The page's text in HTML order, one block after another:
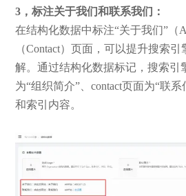
3，标注关于我们和联系我们：
在结构化数据中标注“关于我们”（
（Contact）页面，可以提升搜索
解。通过结构化数据标记，搜索引
为“组织简介”、contact页面为“联
和索引内容。